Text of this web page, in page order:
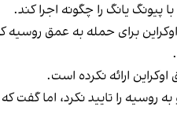
یانگ را چگونه اجرا کند.
برای حمله به عمق
ارائه نکرده است.
را تایید نکرد، اما گفت